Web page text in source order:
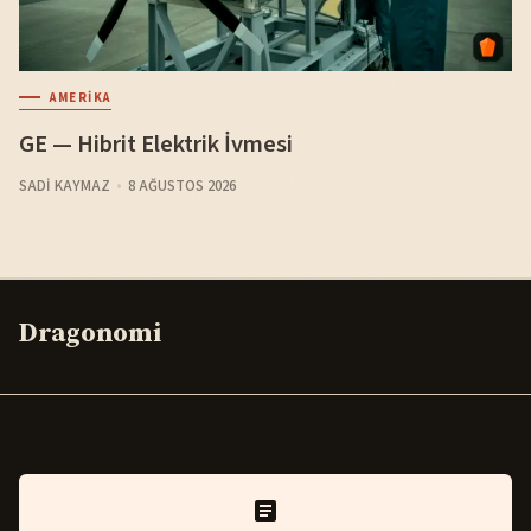
AMERIKA
GE — Hibrit Elektrik İvmesi
SADI KAYMAZ 8 AĞUSTOS 2026
Dragonomi